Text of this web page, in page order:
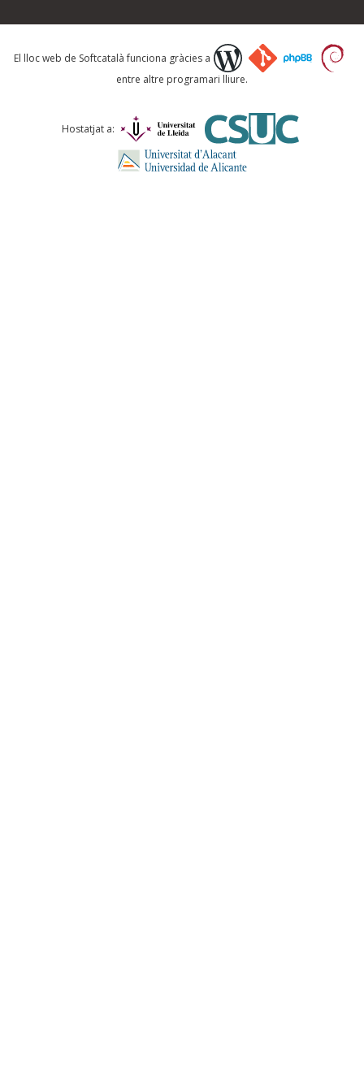
Què proposeu?
Comentari *
El lloc web de Softcatalà funciona gràcies a
entre altre programari lliure.
Hostatjat a: